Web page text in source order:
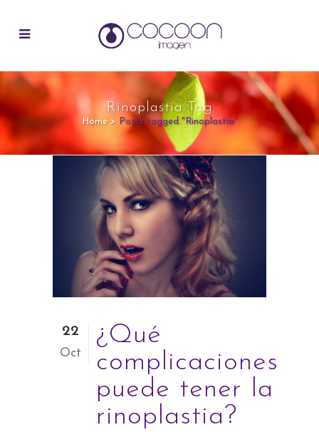
Rinoplastia Tag
Home> Posts tagged "Rinoplastia"
22
Oct
¿Qué
complicaciones
puede tener la
rinoplastia?